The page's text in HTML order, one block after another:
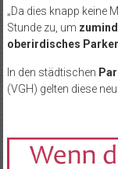
„Da dies knapp keine
Stunde zu, um
oberirdisches
In den städtischen
(VGH) gelten diese